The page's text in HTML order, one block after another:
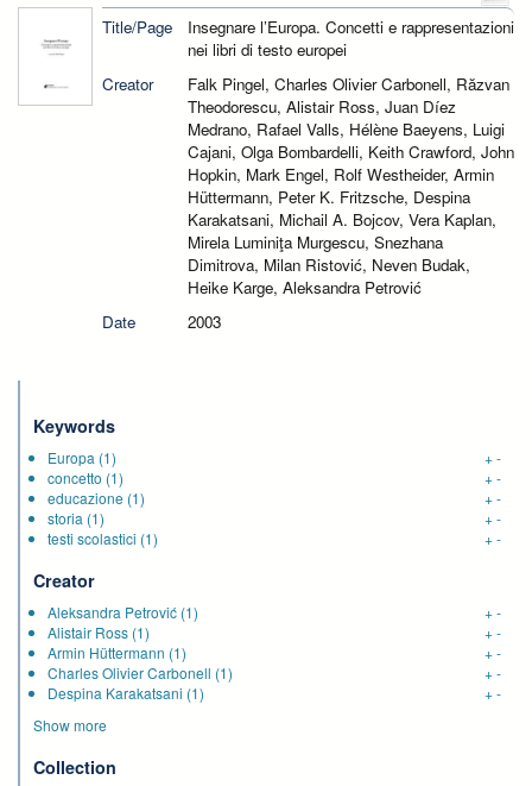
Title/Page
Insegnare l’Europa. Concetti e rappresentazioni
nei libri di testo europei
Creator
Falk Pingel, Charles Olivier Carbonell, Răzvan
Theodorescu, Alistair Ross, Juan Díez
Medrano, Rafael Valls, Hélène Baeyens, Luigi
Cajani, Olga Bombardelli, Keith Crawford, John
Hopkin, Mark Engel, Rolf Westheider, Armin
Hüttermann, Peter K. Fritzsche, Despina
Karakatsani, Michail A. Bojcov, Vera Kaplan,
Mirela Luminiţa Murgescu, Snezhana
Dimitrova, Milan Ristović, Neven Budak,
Heike Karge, Aleksandra Petrović
Date
2003
Keywords
Europa (1) +-
concetto (1) +-
educazione (1) +-
storia (1) +-
testi scolastici (1) +-
Creator
Aleksandra Petrović (1) +-
Alistair Ross (1) +-
Armin Hüttermann (1) +-
Charles Olivier Carbonell (1) +-
Despina Karakatsani (1) +-
Show more
Collection